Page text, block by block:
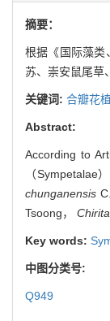
摘要：
根据《国际藻类
苏、崇安鼠尾草
关键词: 合瓣花
Abstract:
According to
（Sympetalae
chunganensis
Tsoong，
Key words:
中图分类号:
Q949